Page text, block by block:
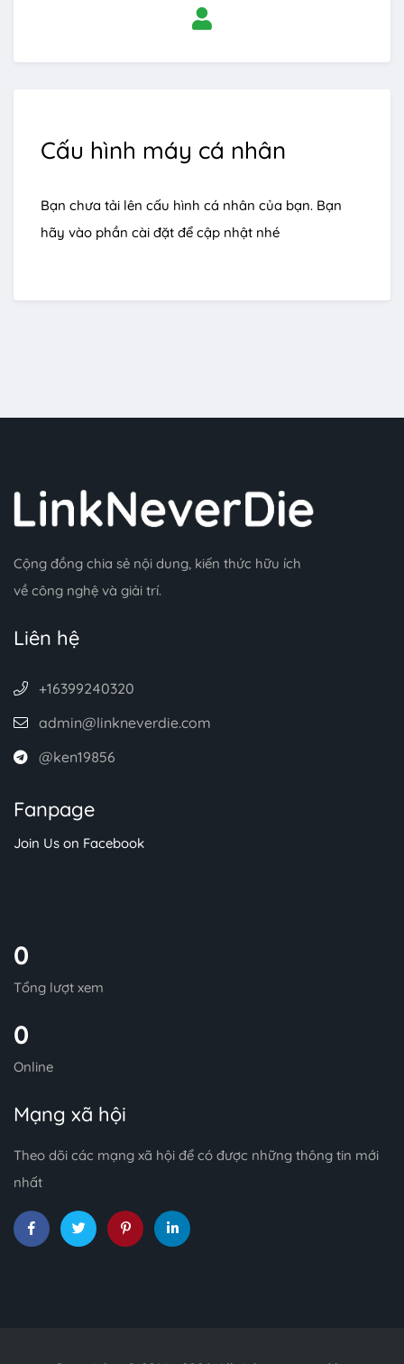
Cấu hình máy cá nhân
Bạn chưa tải lên cấu hình cá nhân của bạn. Bạn
hãy vào phần cài đặt để cập nhật nhé
Cộng đồng chia sẻ nội dung, kiến thức hữu ích
về công nghệ và giải trí.
Liên hệ
+16399240320
admin@linkneverdie.com
@ken19856
Fanpage
Join Us on Facebook
0
Tổng lượt xem
0
Online
Mạng xã hội
Theo dõi các mạng xã hội để có được những thông tin mới
nhất